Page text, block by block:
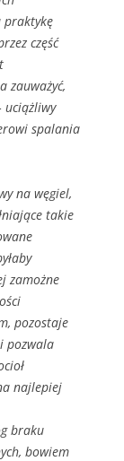
praktykę
część
zauważyć,
uciążliwy
spalania
na węgiel,
takie
zamożne
pozostaje
pozwala
najlepiej
braku
bowiem